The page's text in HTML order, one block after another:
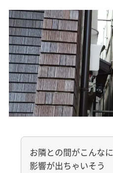
お隣との間がこんな
影響が出ちゃいそう